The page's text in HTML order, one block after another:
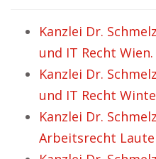
Kanzlei Dr.
und IT Recht Wien.
Kanzlei Dr.
und IT Recht
Kanzlei Dr.
Arbeitsrecht